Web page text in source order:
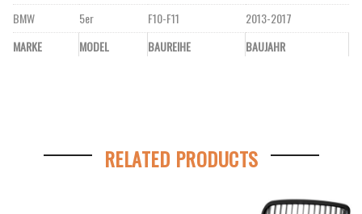
MARKE MODEL BAUREIHE BAUJAHR
BMW
5er F10-F11 2013-2017
RELATED PRODUCTS